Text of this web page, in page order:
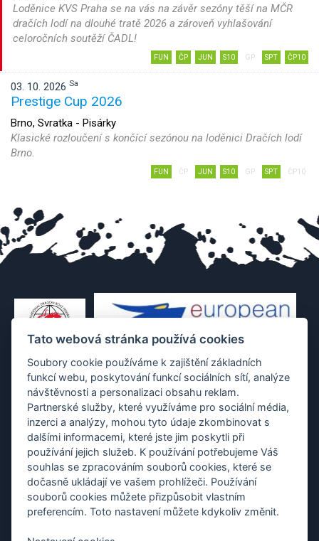
Loděnice KVS Praha se na vás na závěr sezóny těší na MČR
dračích lodí na dlouhé tratě 2026 a zároveň vyhlašování
celoročních soutěží ČADL!
FUN ČP JUN S10 GP SPT ČP10
03. 10. 2026 Sa
Prestige Cup 2026
Brno, Svratka - Pisárky
Klasické rozloučení s končící sezónou na loděnici Dračích lodí
Brno.
FUN ČP JUN S10 GP SPT ČP10
Tato webová stránka používá cookies
Soubory cookie používáme k zajištění základních
funkcí webu, poskytování funkcí sociálních sítí, analýze
návštěvnosti a personalizaci obsahu reklam.
Partnerské služby, které využíváme pro sociální média,
inzerci a analýzy, mohou tyto údaje zkombinovat s
dalšími informacemi, které jste jim poskytli při
používání jejich služeb. K používání potřebujeme Váš
souhlas se zpracováním souborů cookies, které se
dočasně ukládají ve vašem prohlížeči. Používání
souborů cookies můžete přizpůsobit vlastním
preferencím. Toto nastavení můžete kdykoliv změnit.